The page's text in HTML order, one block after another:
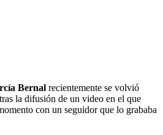
Bernal recientemente se volvió
la difusión de un video en el que
con un seguidor que lo grababa